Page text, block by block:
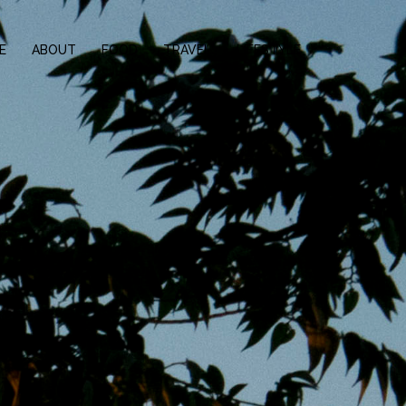
ABOUT FOOD TRAVEL LIFESTYLE